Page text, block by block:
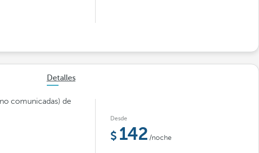
Detalles
comunicadas) de
Desde
142 /noche